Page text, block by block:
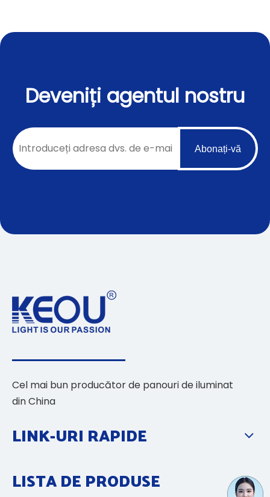
Deveniți agentul nostru
Abonați-vă
Cel mai bun producător de panouri de iluminat
din China
LINK-URI RAPIDE
LISTA DE PRODUSE